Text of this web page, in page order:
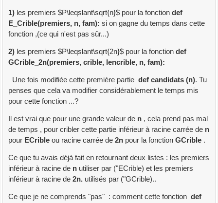
1) les premiers $P\leqslant\sqrt{n}$ pour la fonction def
E_Crible(premiers, n, fam): si on gagne du temps dans cette
fonction ,(ce qui n'est pas sûr...)
2) les premiers $P\leqslant\sqrt{2n}$ pour la fonction def
GCrible_2n(premiers, crible, lencrible, n, fam):
Une fois modifiée cette première partie def candidats (n). Tu
penses que cela va modifier considérablement le temps mis
pour cette fonction ...?
Il est vrai que pour une grande valeur de n , cela prend pas mal
de temps , pour cribler cette partie inférieur à racine carrée de n
pour ECrible ou racine carrée de 2n pour la fonction GCrible .
Ce que tu avais déjà fait en retournant deux listes : les premiers
inférieur à racine de n utiliser par ("ECrible) et les premiers
inférieur à racine de 2n. utilisés par ("GCrible)..
Ce que je ne comprends "pas" : comment cette fonction def